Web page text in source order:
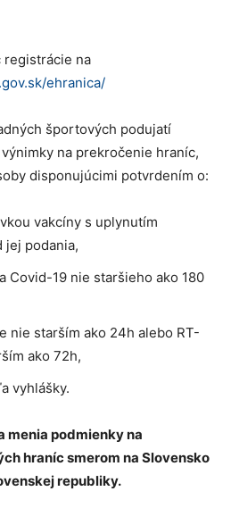
registrácie na
ehranica/
športových podujatí
výnimky na prekročenie hraníc,
disponujúcimi potvrdením o:
vakcíny s uplynutím
jej podania,
Covid-19 nie staršieho ako 180
nie starším ako 24h alebo RT-
ako 72h,
vyhlášky.
menia podmienky na
ch hraníc smerom na Slovensko
republiky.